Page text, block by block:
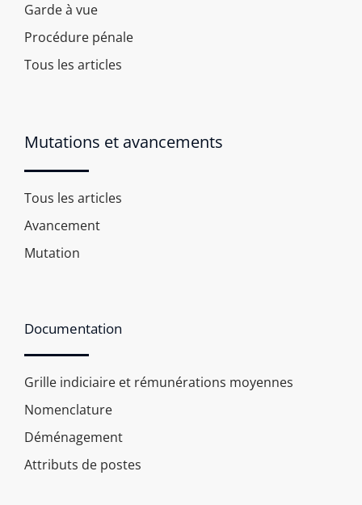
Garde à vue
Procédure pénale
Tous les articles
Mutations et avancements
Tous les articles
Avancement
Mutation
Documentation
Grille indiciaire et rémunérations moyennes
Nomenclature
Déménagement
Attributs de postes